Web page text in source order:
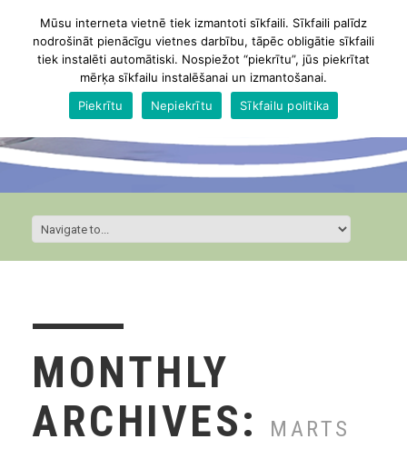
MONTHLY
ARCHIVES:
MARTS
Mūsu interneta vietnē tiek izmantoti sīkfaili. Sīkfaili palīdz
nodrošināt pienācīgu vietnes darbību, tāpēc obligātie sīkfaili
tiek instalēti automātiski. Nospiežot “piekrītu”, jūs piekrītat
mērķa sīkfailu instalēšanai un izmantošanai.
Piekrītu
Nepiekrītu Sīkfailu politika